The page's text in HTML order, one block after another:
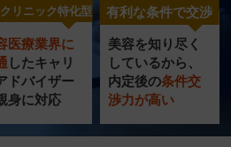
倒的
求人数
充実の
転職サポート
リニック特化型
医療業界に
したキャリ
ドバイザー
身に対応
有利な条件で交渉
美容を知り尽く
しているから、
内定後の条件交
渉力が高い